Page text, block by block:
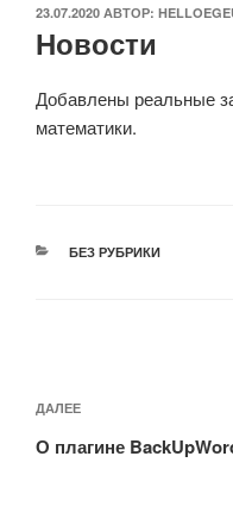
ОПУБЛИКОВАНО
23.07.2020 АВТОР:
Новости
Добавлены реальные
математики.
РУБРИКИ
БЕЗ РУБРИКИ
записям
Следующая
запись
ДАЛЕЕ
О плагине